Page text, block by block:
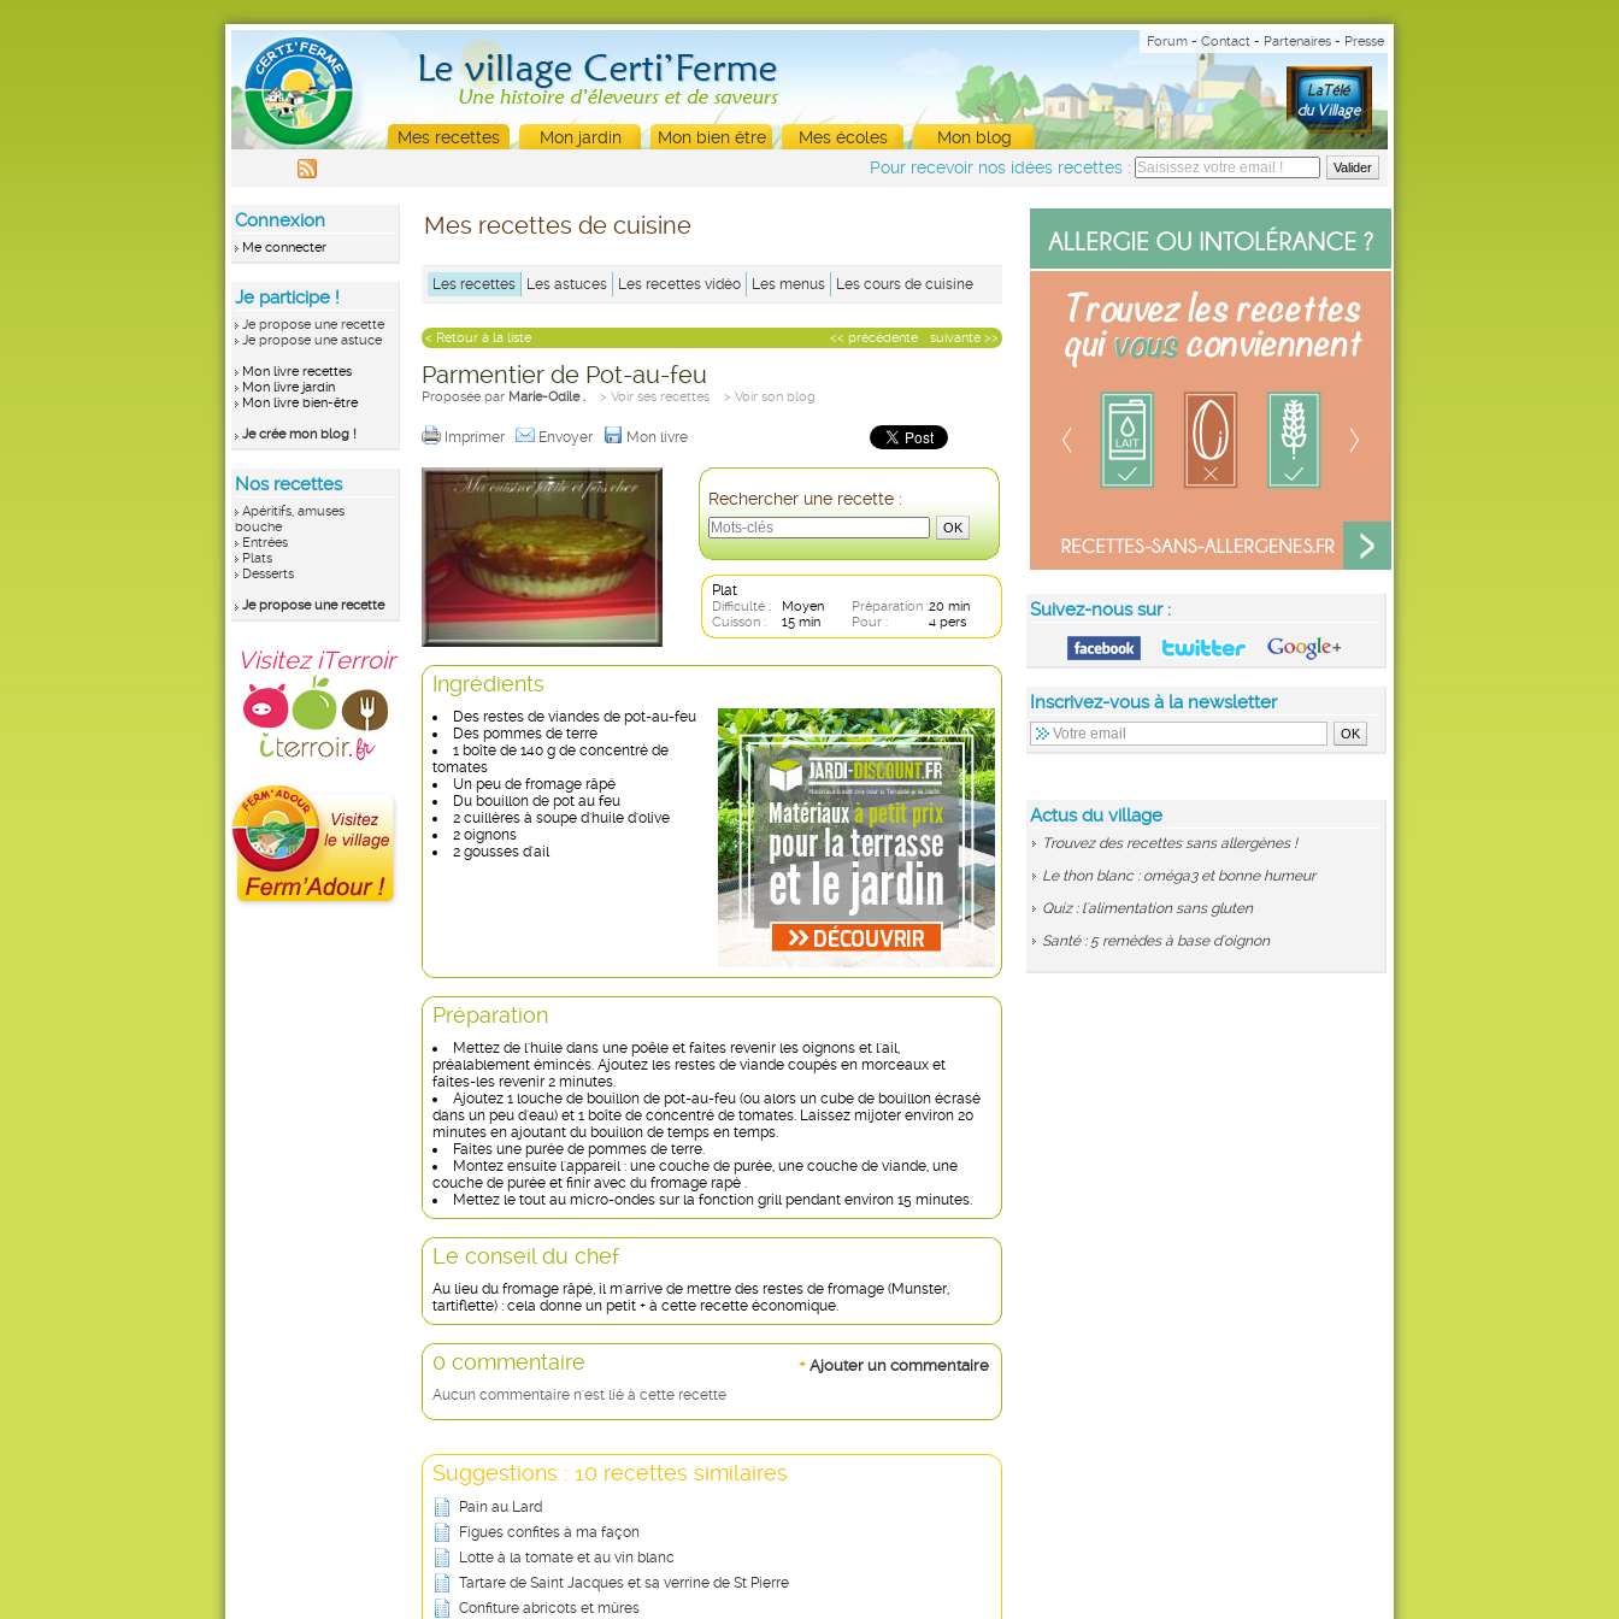
Forum - Contact - Partenaires - Presse
Mes recettes Mon jardin Mon bien être Mes écoles
Mon blog
Pour recevoir nos idées recettes :
Connexion
Me connecter
Je participe !
Je propose une recette
Je propose une astuce
Mon livre recettes
Mon livre jardin
Mon livre bien-être
Je crée mon blog !
Nos recettes
Apéritifs, amuses
bouche
Entrées
Plats
Desserts
Je propose une recette
Visitez iTerroir
Suivez-nous sur :
Inscrivez-vous à la newsletter
Actus du village
Trouvez des recettes sans allergènes !
Le thon blanc : oméga3 et bonne humeur
Quiz : l'alimentation sans gluten
Santé : 5 remèdes à base d'oignon
Mes recettes de cuisine
Les recettes Les astuces Les recettes vidéo Les menus Les cours de cuisine
suivante >>
<< précédente
< Retour à la liste
Parmentier de Pot-au-feu
Proposée par Marie-Odile . > Voir ses recettes > Voir son blog
Imprimer Envoyer Mon livre
Rechercher une recette :
Plat
Difficulté : Moyen Préparation :20 min
Cuisson :
15 min Pour : 4 pers
Ingrédients
Des restes de viandes de pot-au-feu
Des pommes de terre
1 boîte de 140 g de concentré de
tomates
Un peu de fromage râpé
Du bouillon de pot au feu
2 cuillères à soupe d'huile d'olive
2 oignons
2 gousses d'ail
Préparation
Mettez de l'huile dans une poêle et faites revenir les oignons et l'ail,
préalablement émincés. Ajoutez les restes de viande coupés en morceaux et
faites-les revenir 2 minutes.
Ajoutez 1 louche de bouillon de pot-au-feu (ou alors un cube de bouillon écrasé
dans un peu d'eau) et 1 boîte de concentré de tomates. Laissez mijoter environ 20
minutes en ajoutant du bouillon de temps en temps.
Faites une purée de pommes de terre.
Montez ensuite l'appareil : une couche de purée, une couche de viande, une
couche de purée et finir avec du fromage rapé .
Mettez le tout au micro-ondes sur la fonction grill pendant environ 15 minutes.
Le conseil du chef
Au lieu du fromage râpé, il m'arrive de mettre des restes de fromage (Munster,
tartiflette) : cela donne un petit + à cette recette économique.
+ Ajouter un commentaire
0 commentaire
Aucun commentaire n'est lié à cette recette
Suggestions : 10 recettes similaires
Pain au Lard
Figues confites à ma façon
Lotte à la tomate et au vin blanc
Tartare de Saint Jacques et sa verrine de St Pierre
Confiture abricots et mûres